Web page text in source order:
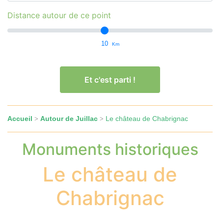
Distance autour de ce point
10 Km
Et c'est parti !
Accueil > Autour de Juillac > Le château de Chabrignac
Monuments historiques
Le château de
Chabrignac